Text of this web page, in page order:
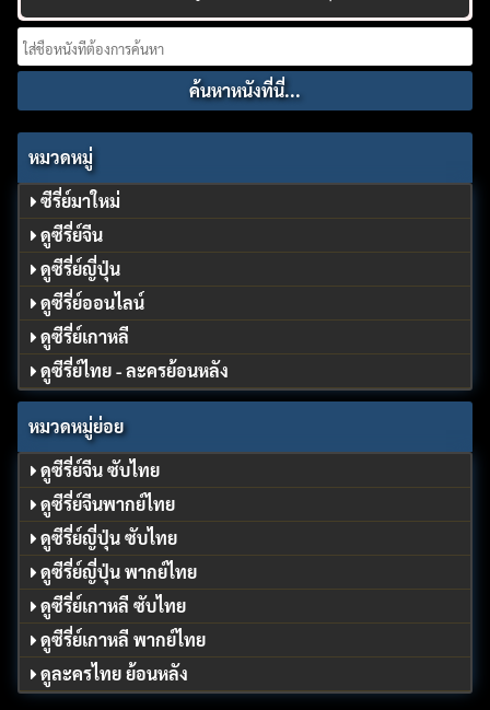
Search
for:
หมวดหมู่
ซีรี่ย์มาใหม่
ดูซีรี่ย์จีน
ดูซีรี่ย์ญี่ปุ่น
ดูซีรี่ย์ออนไลน์
ดูซีรี่ย์เกาหลี
ดูซีรี่ย์ไทย - ละครย้อนหลัง
หมวดหมู่ย่อย
ดูซีรี่ย์จีน ซับไทย
ดูซีรี่ย์จีนพากย์ไทย
ดูซีรี่ย์ญี่ปุ่น ซับไทย
ดูซีรี่ย์ญี่ปุ่น พากย์ไทย
ดูซีรี่ย์เกาหลี ซับไทย
ดูซีรี่ย์เกาหลี พากย์ไทย
ดูละครไทย ย้อนหลัง